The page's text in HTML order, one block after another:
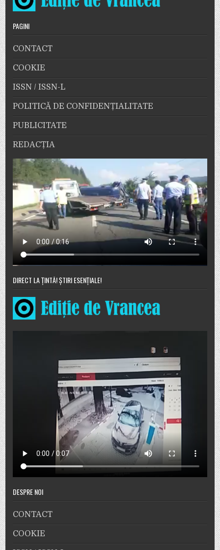
PAGINI
CONTACT
COOKIE
ISSN / ISSN-L
POLITICĂ DE CONFIDENȚIALITATE
PUBLICITATE
REDACȚIA
DIRECT LA ȚINTĂ! ȘTIRI ESENȚIALE!
DESPRE NOI
CONTACT
COOKIE